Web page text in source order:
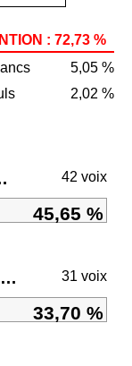
: 72,73 %
5,05 %
2,02 %
42 voix
45,65 %
Liste conduite par Laurent JACOBELLI 31 voix
33,70 %